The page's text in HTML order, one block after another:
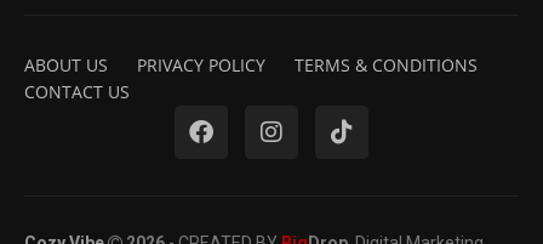
ABOUT US PRIVACY POLICY
TERMS & CONDITIONS
CONTACT US